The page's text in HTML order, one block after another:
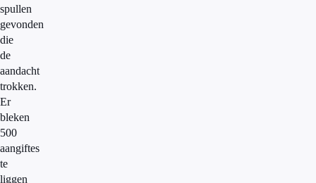
spullen
gevonden
die
de
aandacht
trokken.
Er
bleken
500
aangiftes
te
liggen